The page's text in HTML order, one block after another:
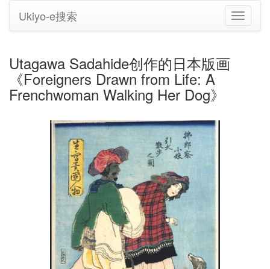
切
换
Ukiyo-e搜索
Utagawa Sadahide创作的日本版画
《Foreigners Drawn from Life: A
Frenchwoman Walking Her Dog》